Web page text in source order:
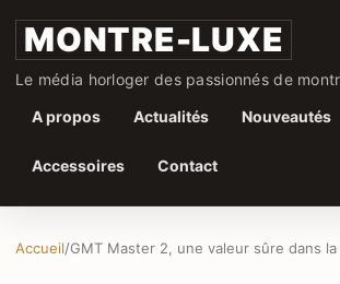
MONTRE-LUXE
Le média horloger des passionnés de
A propos
Actualités Nouveautés
Accessoires Contact
Accueil/GMT Master 2, une valeur sûre dans la